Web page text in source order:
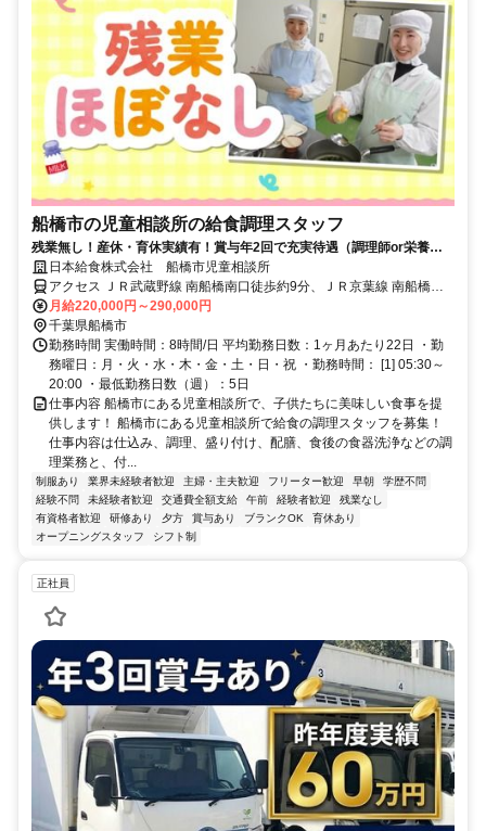
船橋市の児童相談所の給食調理スタッフ
残業無し！産休・育休実績有！賞与年2回で充実待遇（調理師or栄養士
免許必須）
日本給食株式会社 船橋市児童相談所
アクセス ＪＲ武蔵野線 南船橋南口徒歩約9分、ＪＲ京葉線 南船橋南
口徒歩約9分、京成本線 船橋競馬場南口徒歩約23分
月給220,000円～290,000円
千葉県船橋市
勤務時間 実働時間：8時間/日 平均勤務日数：1ヶ月あたり22日 ・勤
務曜日：月・火・水・木・金・土・日・祝 ・勤務時間： [1] 05:30～
20:00 ・最低勤務日数（週）：5日
仕事内容 船橋市にある児童相談所で、子供たちに美味しい食事を提
供します！ 船橋市にある児童相談所で給食の調理スタッフを募集！
仕事内容は仕込み、調理、盛り付け、配膳、食後の食器洗浄などの調
理業務と、付...
制服あり 業界未経験者歓迎 主婦・主夫歓迎 フリーター歓迎 早朝
学歴不問
経験不問
未経験者歓迎 交通費全額支給 午前 経験者歓迎
残業なし
有資格者歓迎
研修あり 夕方 賞与あり ブランクOK
育休あり
オープニングスタッフ
シフト制
正社員